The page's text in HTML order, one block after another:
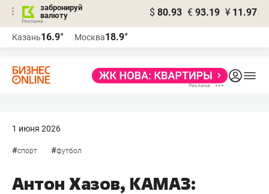
забронируй
валюту
$ 80.93 € 93.19 ¥ 11.97
Казань16.9° Москва18.9°
1 июня 2026
#спорт #футбол
Антон Хазов, КАМАЗ: